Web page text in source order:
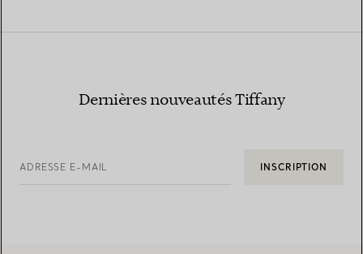
Dernières nouveautés Tiffany
ADRESSE E-MAIL INSCRIPTION